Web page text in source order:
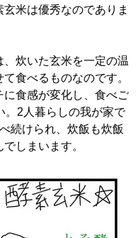
米は優秀なのでありま
炊いた玄米を一定の温
食べるものなのです。
に食感が変化し、食べご
。2人暮らしの我が家で
続けられ、炊飯も炊飯
しまいます。